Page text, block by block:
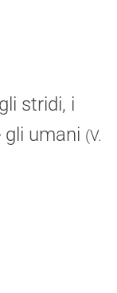
stridi, i
gli umani (V.